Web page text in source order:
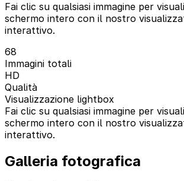
Fai clic su qualsiasi immagine per
schermo intero con il nostro
interattivo.
68
Immagini totali
HD
Qualità
Visualizzazione lightbox
Fai clic su qualsiasi immagine per
schermo intero con il nostro
interattivo.
Galleria fotografica